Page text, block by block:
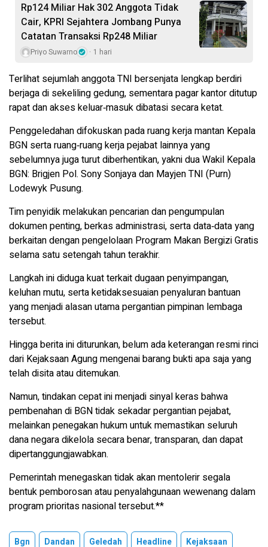
Rp124 Miliar Hak 302 Anggota Tidak
Cair, KPRI Sejahtera Jombang Punya
Catatan Transaksi Rp248 Miliar
Priyo Suwarno 1 hari
Terlihat sejumlah anggota TNI bersenjata lengkap berdiri
berjaga di sekeliling gedung, sementara pagar kantor ditutup
rapat dan akses keluar‑masuk dibatasi secara ketat.
Penggeledahan difokuskan pada ruang kerja mantan Kepala
BGN serta ruang‑ruang kerja pejabat lainnya yang
sebelumnya juga turut diberhentikan, yakni dua Wakil Kepala
BGN: Brigjen Pol. Sony Sonjaya dan Mayjen TNI (Purn)
Lodewyk Pusung.
Tim penyidik melakukan pencarian dan pengumpulan
dokumen penting, berkas administrasi, serta data‑data yang
berkaitan dengan pengelolaan Program Makan Bergizi Gratis
selama satu setengah tahun terakhir.
Langkah ini diduga kuat terkait dugaan penyimpangan,
keluhan mutu, serta ketidaksesuaian penyaluran bantuan
yang menjadi alasan utama pergantian pimpinan lembaga
tersebut.
Hingga berita ini diturunkan, belum ada keterangan resmi rinci
dari Kejaksaan Agung mengenai barang bukti apa saja yang
telah disita atau ditemukan.
Namun, tindakan cepat ini menjadi sinyal keras bahwa
pembenahan di BGN tidak sekadar pergantian pejabat,
melainkan penegakan hukum untuk memastikan seluruh
dana negara dikelola secara benar, transparan, dan dapat
dipertanggungjawabkan.
Pemerintah menegaskan tidak akan mentolerir segala
bentuk pemborosan atau penyalahgunaan wewenang dalam
program prioritas nasional tersebut.**
Bgn Dandan Geledah Headline Kejaksaan